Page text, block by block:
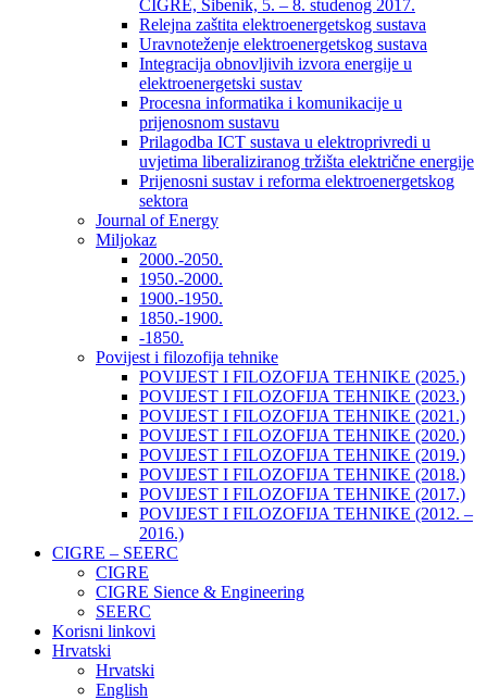
CIGRÉ, Šibenik, 5. – 8. studenog 2017.
Relejna zaštita elektroenergetskog sustava
Uravnoteženje elektroenergetskog sustava
Integracija obnovljivih izvora energije u
elektroenergetski sustav
Procesna informatika i komunikacije u
prijenosnom sustavu
Prilagodba ICT sustava u elektroprivredi u
uvjetima liberaliziranog tržišta električne energije
Prijenosni sustav i reforma elektroenergetskog
sektora
Journal of Energy
Miljokaz
2000.-2050.
1950.-2000.
1900.-1950.
1850.-1900.
-1850.
Povijest i filozofija tehnike
POVIJEST I FILOZOFIJA TEHNIKE (2025.)
POVIJEST I FILOZOFIJA TEHNIKE (2023.)
POVIJEST I FILOZOFIJA TEHNIKE (2021.)
POVIJEST I FILOZOFIJA TEHNIKE (2020.)
POVIJEST I FILOZOFIJA TEHNIKE (2019.)
POVIJEST I FILOZOFIJA TEHNIKE (2018.)
POVIJEST I FILOZOFIJA TEHNIKE (2017.)
POVIJEST I FILOZOFIJA TEHNIKE (2012. –
2016.)
CIGRE – SEERC
CIGRE
CIGRE Sience & Engineering
SEERC
Korisni linkovi
Hrvatski
Hrvatski
English